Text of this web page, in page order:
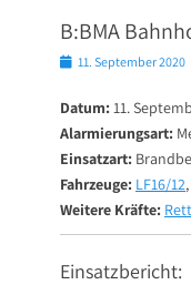
B:BMA
Posted11. September 2020
Datum: 11.
Alarmierungsart:
Einsatzart:
Fahrzeuge: LF16/12,
Weitere Kräfte:
Einsatzbericht: